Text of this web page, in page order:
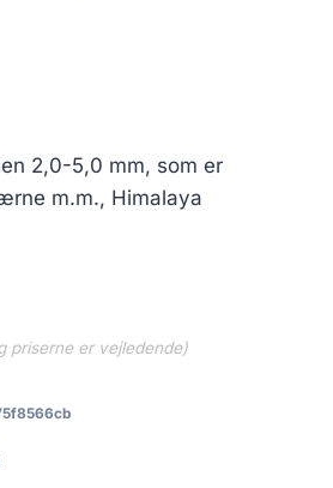
2,0-5,0 mm, som er
m.m., Himalaya
priserne er vejledende)